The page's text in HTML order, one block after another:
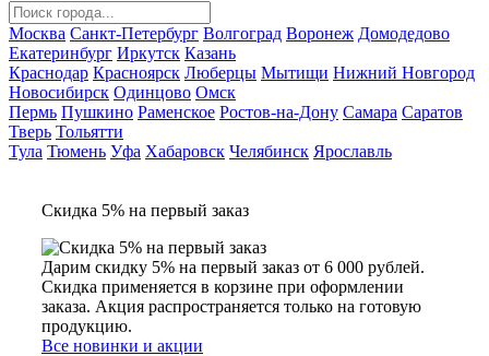
Москва Санкт-Петербург Волгоград Воронеж Домодедово
Екатеринбург Иркутск Казань
Краснодар Красноярск Люберцы Мытищи Нижний Новгород
Новосибирск Одинцово Омск
Пермь Пушкино Раменское Ростов-на-Дону Самара Саратов
Тверь Тольятти
Тула Тюмень Уфа Хабаровск Челябинск Ярославль
Скидка 5% на первый заказ
Дарим скидку 5% на первый заказ от 6 000 рублей.
Скидка применяется в корзине при оформлении
заказа. Акция распространяется только на готовую
продукцию.
Все новинки и акции